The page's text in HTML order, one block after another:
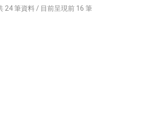
24 筆資料 / 目前呈現前 16 筆